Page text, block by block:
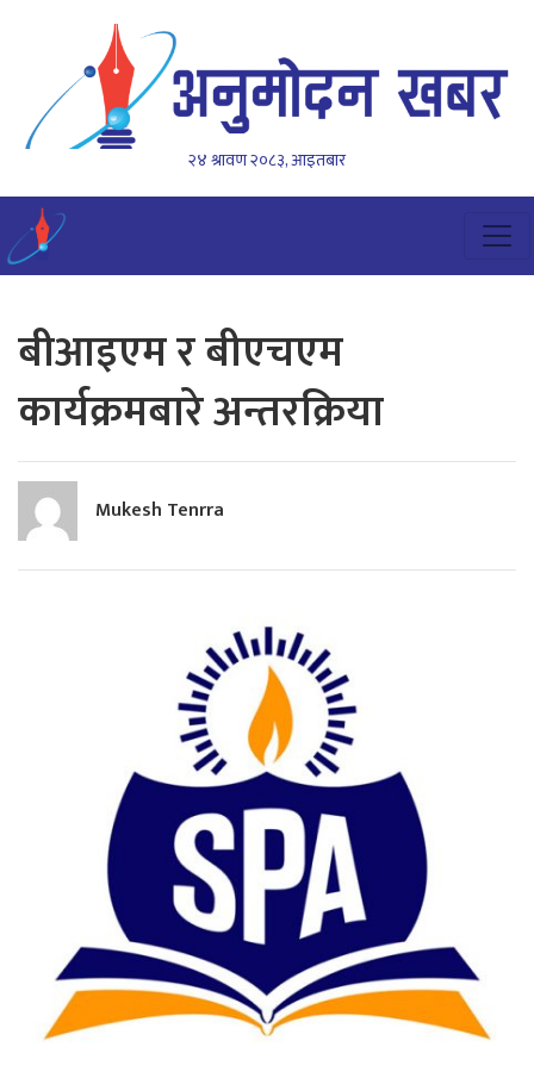
२४ श्रावण २०८३, आइतबार
बीआइएम र बीएचएम
कार्यक्रमबारे अन्तरक्रिया
Mukesh Tenrra